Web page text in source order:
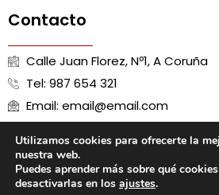
Contacto
Calle Juan Florez, Nº1, A Coruña
Tel: 987 654 321
Email: email@email.com
Aviso Legal Política de Cookies
Utilizamos cookies para ofrecerte la
nuestra web.
Puedes aprender más sobre qué
desactivarlas en los ajustes.